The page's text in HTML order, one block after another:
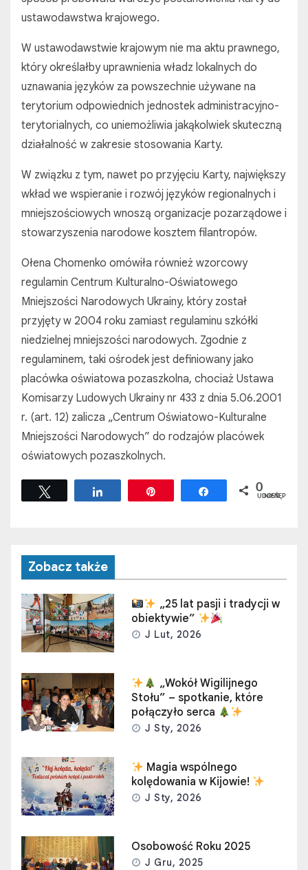
ustawodawstwa krajowego.
W ustawodawstwie krajowym nie ma aktu prawnego,
który określałby uprawnienia władz lokalnych do
uznawania języków za powszechnie używane na
terytorium odpowiednich jednostek administracyjno-
terytorialnych, co uniemożliwia jakąkolwiek skuteczną
działalność w zakresie stosowania Karty.
W związku z tym, nawet po przyjęciu Karty, największy
wkład we wspieranie i rozwój języków regionalnych i
mniejszościowych wnoszą organizacje pozarządowe i
stowarzyszenia narodowe kosztem filantropów.
Ołena Chomenko omówiła również wzorcowy
regulamin Centrum Kulturalno-Oświatowego
Mniejszości Narodowych Ukrainy, który został
przyjęty w 2004 roku zamiast regulaminu szkółki
niedzielnej mniejszości narodowych. Zgodnie z
regulaminem, taki ośrodek jest definiowany jako
placówka oświatowa pozaszkolna, chociaż Ustawa
Komisarzy Ludowych Ukrainy nr 433 z dnia 5.06.2001
r. (art. 12) zalicza „Centrum Oświatowo-Kulturalne
Mniejszości Narodowych” do rodzajów placówek
oświatowych pozaszkolnych.
Udostępnij Udostępnij
0
UDOSTĘPNIEŃ
Zobacz także
„25 lat pasji i tradycji w
obiektywie”
J Lut, 2026
„Wokół Wigilijnego
Stołu” – spotkanie, które
połączyło serca
J Sty, 2026
Magia wspólnego
kolędowania w Kijowie!
J Sty, 2026
Osobowość Roku 2025
J Gru, 2025